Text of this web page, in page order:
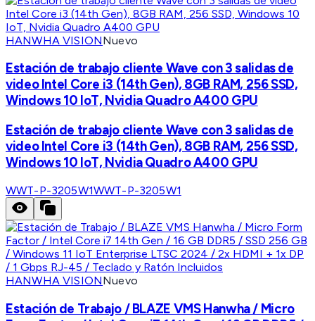
HANWHA VISIONNuevo
Estación de trabajo cliente Wave con 3 salidas de
video Intel Core i3 (14th Gen), 8GB RAM, 256 SSD,
Windows 10 IoT, Nvidia Quadro A400 GPU
Estación de trabajo cliente Wave con 3 salidas de
video Intel Core i3 (14th Gen), 8GB RAM, 256 SSD,
Windows 10 IoT, Nvidia Quadro A400 GPU
WWT-P-3205W1WWT-P-3205W1
HANWHA VISIONNuevo
Estación de Trabajo / BLAZE VMS Hanwha / Micro